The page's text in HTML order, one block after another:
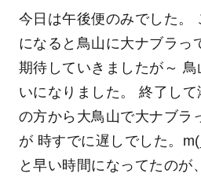
今日は午後便のみでした。
になると鳥山に大ナブラっ
期待していきましたが～
いになりました。 終了し
の方から大鳥山で大ナブラ
が 時すでに遅しでした。
と早い時間になってたのが